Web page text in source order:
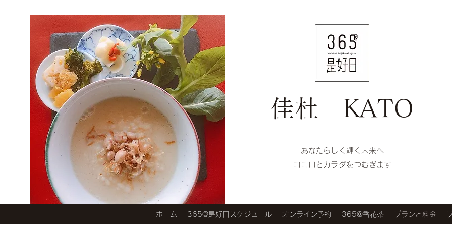
佳杜 KATO
​​あなたらしく輝く未来へ
ココロとカラダをつむぎます
ホーム 365@是好日スケジュール オンライン予約 365@香花茶 プランと料金